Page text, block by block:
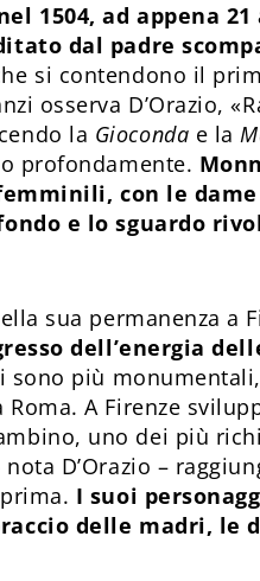
1504, ad appena
dal padre
si contendono il
osserva D’Orazio,
la Gioconda e la
profondamente.
con le
e lo sguardo
sua permanenza a
dell’energia
sono più
A Firenze
uno dei più
D’Orazio –
I suoi
delle madri, le